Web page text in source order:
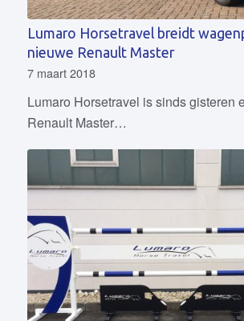
Lumaro Horsetravel breidt
nieuwe Renault Master
7 maart 2018
Lumaro Horsetravel is sinds gisteren
Renault Master…